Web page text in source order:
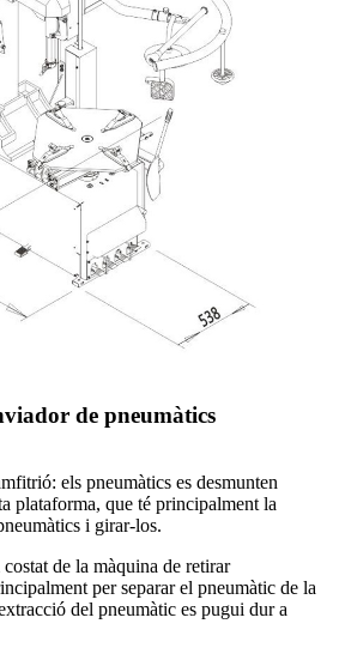
de pneumàtics
els pneumàtics es desmunten
plataforma, que té principalment la
i girar-los.
de la màquina de retirar
per separar el pneumàtic de la
del pneumàtic es pugui dur a